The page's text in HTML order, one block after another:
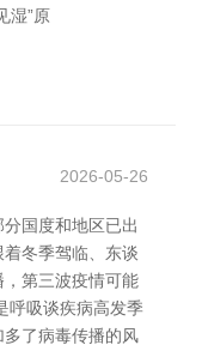
湿”原
2026-05-26
国度和地区已出
冬季驾临、东谈
第三波疫情可能
呼吸谈疾病高发季
了病毒传播的风